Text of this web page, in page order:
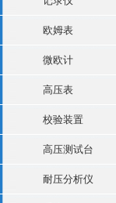
欧姆表
微欧计
高压表
校验装置
高压测试台
耐压分析仪